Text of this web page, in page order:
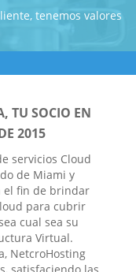
tenemos valores
TU SOCIO EN
2015
servicios Cloud
de Miami y
el fin de brindar
para cubrir
cual sea su
Virtual.
NetcroHosting